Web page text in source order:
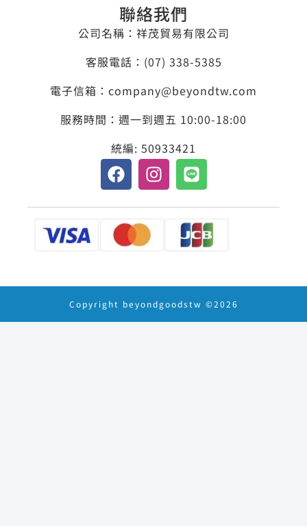
聯絡我們
公司名稱：祥茂貿易有限公司
客服電話：​(07) 338-5385
電子信箱：company@beyondtw.com
服務時間：週一到週五 10:00-18:00
統編: 50933421
Copyright beyondgoodstw ©2026